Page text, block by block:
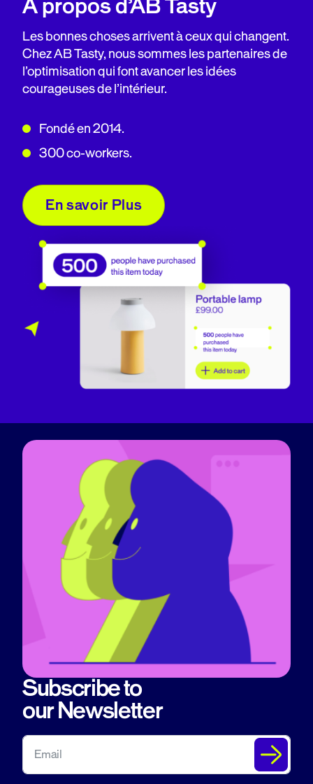
À propos d’AB Tasty
Les bonnes choses arrivent à ceux qui changent.
Chez AB Tasty, nous sommes les partenaires de
l’optimisation qui font avancer les idées
courageuses de l’intérieur.
Fondé en 2014.
300 co-workers.
En savoir Plus
Subscribe to
ourNewsletter